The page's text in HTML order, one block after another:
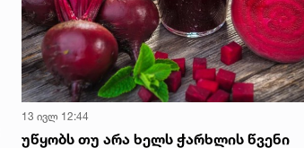
13 ივლ 12:44
უწყობს თუ არა ხელს ჭარხლის წვენი